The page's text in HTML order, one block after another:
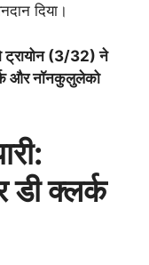
दिया।
ट्रायोन (3/32) ने
और नॉनकुलुलेको
डी क्लर्क